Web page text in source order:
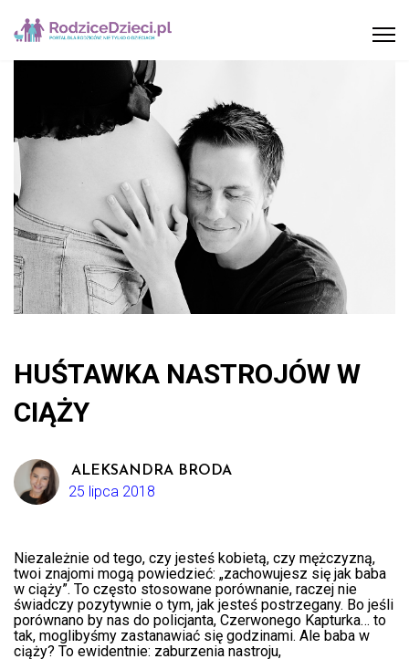
HUŚTAWKA NASTROJÓW W
CIĄŻY
ALEKSANDRA BRODA
25 lipca 2018
Niezależnie od tego, czy jesteś kobietą, czy mężczyzną,
twoi znajomi mogą powiedzieć: „zachowujesz się jak baba
w ciąży”. To często stosowane porównanie, raczej nie
świadczy pozytywnie o tym, jak jesteś postrzegany. Bo jeśli
porównano by nas do policjanta, Czerwonego Kapturka… to
tak, moglibyśmy zastanawiać się godzinami. Ale baba w
ciąży? To ewidentnie: zaburzenia nastroju,